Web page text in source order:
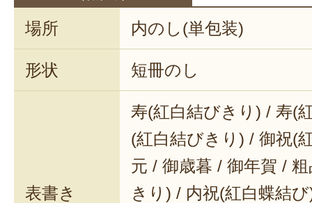
場所 内のし(単包装)
形状 短冊のし
表書き
寿(紅白結びきり) / 寿(
(紅白結びきり) / 御祝(
元 / 御歳暮 / 御年賀 /
きり) / 内祝(紅白蝶結